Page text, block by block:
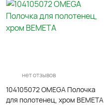
нет отзывов
104105072 OMEGA Полочка
для полотенец, хром BEMETA